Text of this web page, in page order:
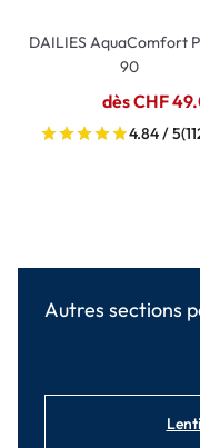
DAILIES AquaComfort
90
dès CHF
4.84 / 5
Autres sections